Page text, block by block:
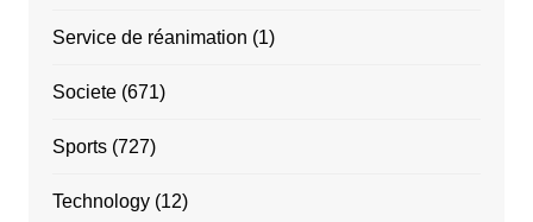
Service de réanimation (1)
Societe(671)
Sports(727)
Technology(12)